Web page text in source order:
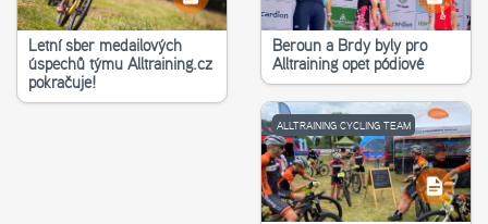
Letní sběr medailových
úspěchů týmu Alltraining.cz
pokračuje!
Beroun a Brdy byly pro
Alltraining opět pódiové
ALLTRAINING CYCLING TEAM